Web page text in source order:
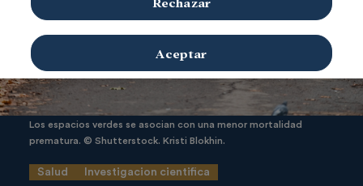
Los espacios verdes se asocian con una menor mortalidad
prematura. © Shutterstock. Kristi Blokhin.
Salud Investigacion cientifica
Aceptar